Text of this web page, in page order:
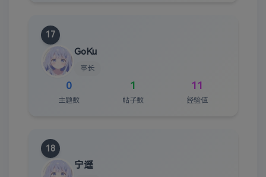
17
GoKu
亭长
0
主题数
1
帖子数
11
经验值
18
宁遥